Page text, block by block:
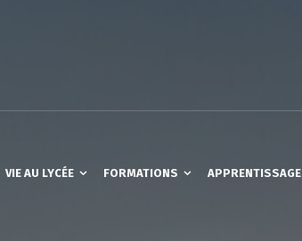
VIE AU LYCÉE FORMATIONS APPRENTISSAGE